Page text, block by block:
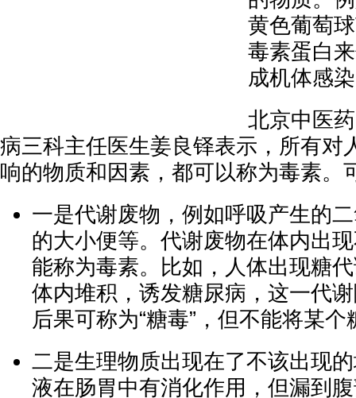
黄色葡萄
毒素蛋白
成机体感
北京中医
病三科主任医生姜良铎表示，所有对
响的物质和因素，都可以称为毒素。
一是代谢废物，例如呼吸产生的
的大小便等。代谢废物在体内出
能称为毒素。比如，人体出现糖
体内堆积，诱发糖尿病，这一代
后果可称为“糖毒”，但不能将某
二是生理物质出现在了不该出现
液在肠胃中有消化作用，但漏到